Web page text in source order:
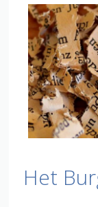
Het